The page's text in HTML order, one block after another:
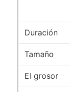
Duración
Tamaño
El grosor